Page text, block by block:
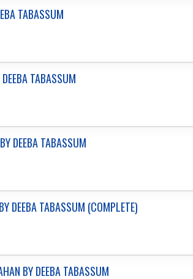
TABASSUM
TABASSUM
DEEBA TABASSUM
DEEBA TABASSUM (COMPLETE)
BY DEEBA TABASSUM